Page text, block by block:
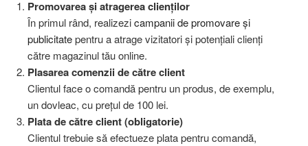
Promovarea și atragerea clienților
În primul rând, realizezicampanii de promovare și
publicitatepentru a atrage vizitatori și potențiali clienți
către magazinul tău online.
Plasarea comenzii de către client
Clientul face o comandă pentru un produs, de exemplu,
un dovleac, cu prețul de 100 lei.
Plata de către client (obligatorie)
Clientul trebuie să efectueze plata pentru comandă,